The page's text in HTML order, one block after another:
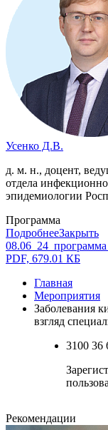
Усенко Д.В.
д. м. н., доцент,
отдела
эпидемиологии
Программа
ПодробнееЗакрыть
PDF, 679.01 КБ
Главная
Мероприятия
Заболевания
взгляд
3100 36
Рекомендации